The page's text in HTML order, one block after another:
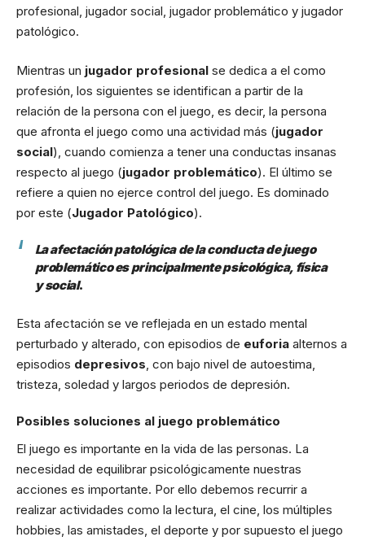
profesional, jugador social, jugador problemático y jugador
patológico.
Mientras un jugador profesional se dedica a el como
profesión, los siguientes se identifican a partir de la
relación de la persona con el juego, es decir, la persona
que afronta el juego como una actividad más (jugador
social), cuando comienza a tener una conductas insanas
respecto al juego (jugador problemático). El último se
refiere a quien no ejerce control del juego. Es dominado
por este (Jugador Patológico).
La afectación patológica de la conducta de juego
problemático es principalmente psicológica, física
y social.
Esta afectación se ve reflejada en un estado mental
perturbado y alterado, con episodios de euforia alternos a
episodios depresivos , con bajo nivel de autoestima,
tristeza, soledad y largos periodos de depresión.
Posibles soluciones al juego problemático
El juego es importante en la vida de las personas. La
necesidad de equilibrar psicológicamente nuestras
acciones es importante. Por ello debemos recurrir a
realizar actividades como la lectura, el cine, los múltiples
hobbies, las amistades, el deporte y por supuesto el juego